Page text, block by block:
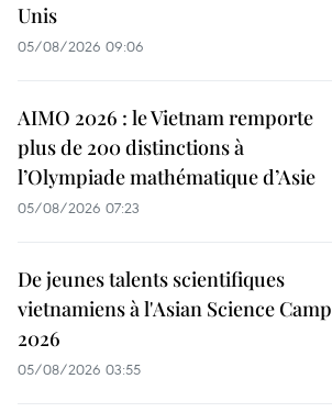
Unis
05/08/2026 09:06
AIMO 2026 : le Vietnam remporte
plus de 200 distinctions à
l’Olympiade mathématique d’Asie
05/08/2026 07:23
De jeunes talents scientifiques
vietnamiens à l'Asian Science Camp
2026
05/08/2026 03:55